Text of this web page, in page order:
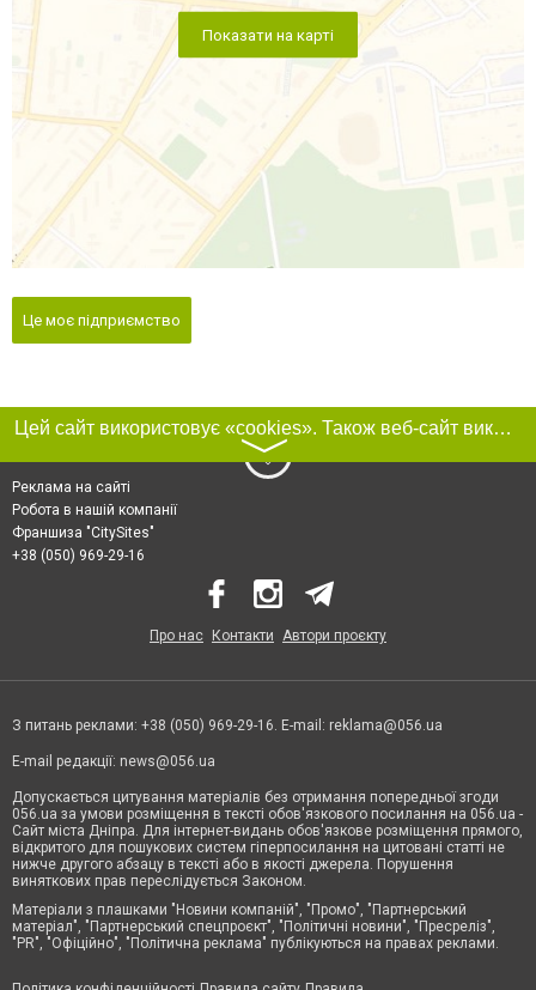
Показати на карті
Це моє підприємство
Цей сайт використовує «cookies». Також веб-сайт використовує інтернет-сервіс для збору технічних даних стосовно відвідувачів з метою отримання маркетингової та статистичної інформації. Умови обробки даних відвідувачів сайту див.
〉
Реклама на сайті
Робота в нашій компанії
Франшиза "CitySites"
+38 (050) 969-29-16
Про нас Контакти Автори проєкту
З питань реклами: +38 (050) 969-29-16. E-mail: reklama@056.ua
E-mail редакції: news@056.ua
Допускається цитування матеріалів без отримання попередньої згоди
056.ua за умови розміщення в тексті обов'язкового посилання на 056.ua -
Сайт міста Дніпра. Для інтернет-видань обов'язкове розміщення прямого,
відкритого для пошукових систем гіперпосилання на цитовані статті не
нижче другого абзацу в тексті або в якості джерела. Порушення
виняткових прав переслідується Законом.
Матеріали з плашками "Новини компаній", "Промо", "Партнерський
матеріал", "Партнерський спецпроєкт", "Політичні новини", "Пресреліз",
"PR", "Офіційно", "Політична реклама" публікуються на правах реклами.